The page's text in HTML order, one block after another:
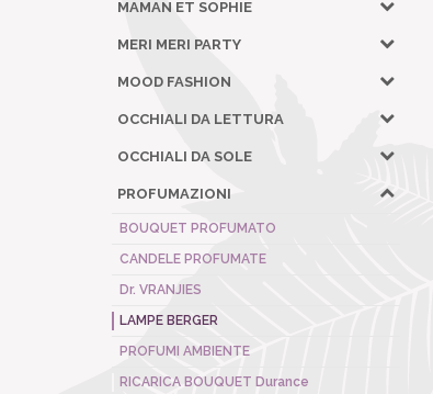
MAMAN ET SOPHIE
MERI MERI PARTY
MOOD FASHION
OCCHIALI DA LETTURA
OCCHIALI DA SOLE
PROFUMAZIONI
BOUQUET PROFUMATO
CANDELE PROFUMATE
Dr. VRANJIES
LAMPE BERGER
PROFUMI AMBIENTE
RICARICA BOUQUET Durance